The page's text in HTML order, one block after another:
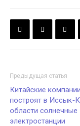
Предыдущая статья
Китайские компании
построят в Иссык-
области солнечные
электростанции